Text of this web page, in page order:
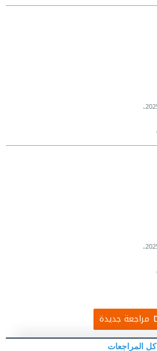
.
.
مراجعة جديدة
كل المراجعات